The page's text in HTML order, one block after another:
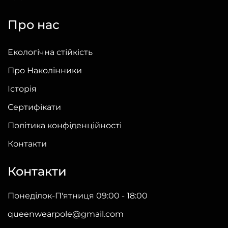
Про нас
Екологічна стійкість
Про Наколінники
Історія
Сертифікати
Політика конфіденційності
Контакти
Контакти
Понеділок-П'ятниця 09:00 - 18:00
queenwearpole@gmail.com